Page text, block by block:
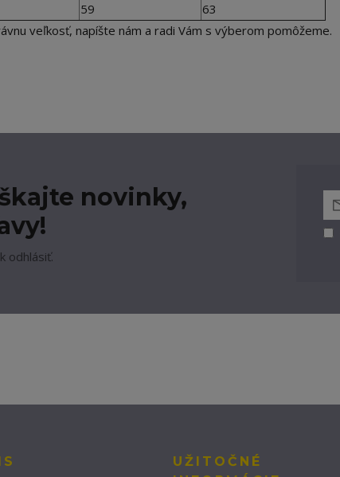
59
63
veľkosť, napíšte nám a radi Vám s výberom pomôžeme.
novinky,
odhlásiť.
UŽITOČNÉ